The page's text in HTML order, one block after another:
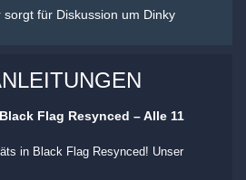
für Diskussion um Dinky
Flag Resynced – Alle 11
in Black Flag Resynced! Unser